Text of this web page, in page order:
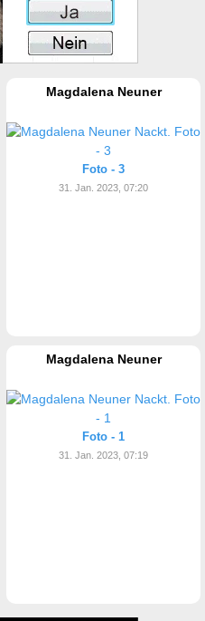
Magdalena Neuner
Foto - 3
31. Jan. 2023, 07:20
Magdalena Neuner
Foto - 1
31. Jan. 2023, 07:19